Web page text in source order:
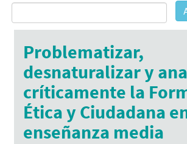
Problematizar,
desnaturalizar y
críticamente la
Ética y Ciudadana
enseñanza media